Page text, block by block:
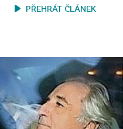
PŘEHRÁT ČLÁNEK